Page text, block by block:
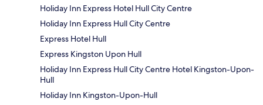
Holiday Inn Express Hotel Hull City Centre
Holiday Inn Express Hull City Centre
Express Hotel Hull
Express Kingston Upon Hull
Holiday Inn Express Hull City Centre Hotel Kingston-Upon-
Hull
Holiday Inn Kingston-Upon-Hull